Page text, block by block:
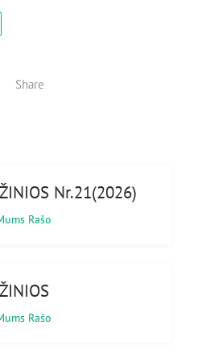
Share
Nr.21(2026)
Rašo
Rašo